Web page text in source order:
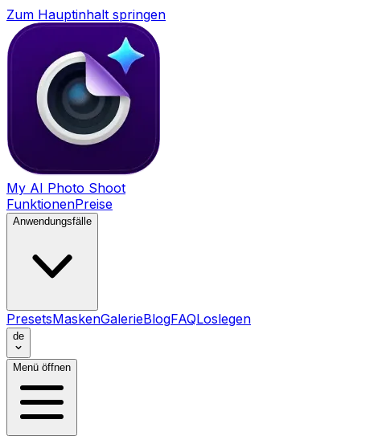
Zum Hauptinhalt springen
My AI Photo Shoot
FunktionenPreise
Anwendungsfälle
PresetsMaskenGalerieBlogFAQLoslegen
de
Menü öffnen